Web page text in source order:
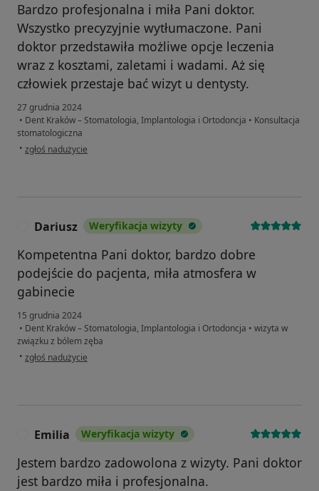
Bardzo profesjonalna i miła Pani doktor.
Wszystko precyzyjnie wytłumaczone. Pani
doktor przedstawiła możliwe opcje leczenia
wraz z kosztami, zaletami i wadami. Aż się
człowiek przestaje bać wizyt u dentysty.
27 grudnia 2024
• Dent Kraków – Stomatologia, Implantologia i Ortodoncja • Konsultacja
stomatologiczna
• w opinii użytkownika Łukasz
zgłoś nadużycie
Dariusz Weryfikacja wizyty
Kompetentna Pani doktor, bardzo dobre
podejście do pacjenta, miła atmosfera w
gabinecie
15 grudnia 2024
• Dent Kraków – Stomatologia, Implantologia i Ortodoncja • wizyta w
związku z bólem zęba
• w opinii użytkownika Dariusz
zgłoś nadużycie
Emilia Weryfikacja wizyty
Jestem bardzo zadowolona z wizyty. Pani doktor
jest bardzo miła i profesjonalna.